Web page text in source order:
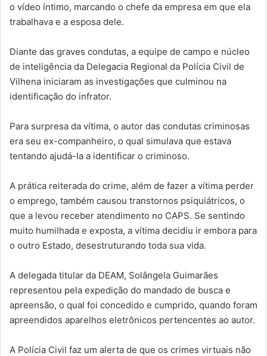
o vídeo íntimo, marcando o chefe da empresa em que ela
trabalhava e a esposa dele.
Diante das graves condutas, a equipe de campo e núcleo
de inteligência da Delegacia Regional da Polícia Civil de
Vilhena iniciaram as investigações que culminou na
identificação do infrator.
Para surpresa da vítima, o autor das condutas criminosas
era seu ex-companheiro, o qual simulava que estava
tentando ajudá-la a identificar o criminoso.
A prática reiterada do crime, além de fazer a vítima perder
o emprego, também causou transtornos psiquiátricos, o
que a levou receber atendimento no CAPS. Se sentindo
muito humilhada e exposta, a vítima decidiu ir embora para
o outro Estado, desestruturando toda sua vida.
A delegada titular da DEAM, Solângela Guimarães
representou pela expedição do mandado de busca e
apreensão, o qual foi concedido e cumprido, quando foram
apreendidos aparelhos eletrônicos pertencentes ao autor.
A Polícia Civil faz um alerta de que os crimes virtuais não